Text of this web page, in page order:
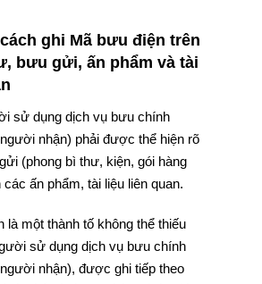
ghi Mã bưu điện trên
bưu gửi, ấn phẩm và tài
sử dụng dịch vụ bưu chính
nhận) phải được thể hiện rõ
(phong bì thư, kiện, gói hàng
các ấn phẩm, tài liệu liên quan.
là một thành tố không thể thiếu
sử dụng dịch vụ bưu chính
nhận), được ghi tiếp theo